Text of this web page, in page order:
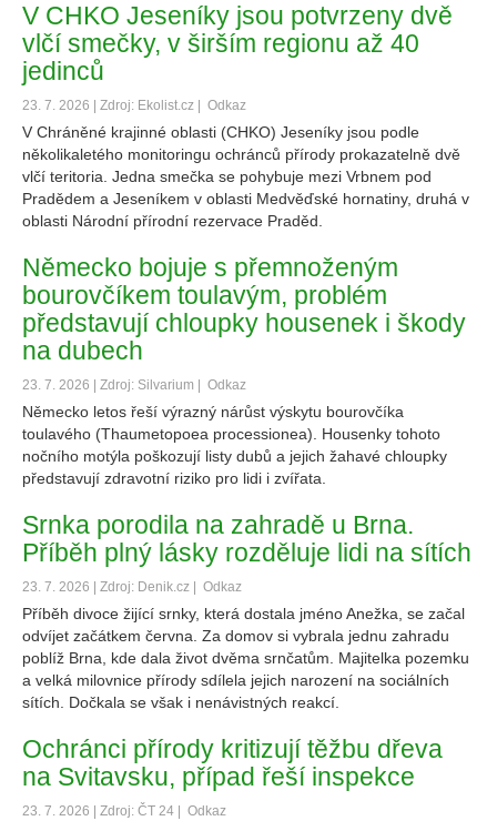
V CHKO Jeseníky jsou potvrzeny dvě
vlčí smečky, v širším regionu až 40
jedinců
23. 7. 2026 | Zdroj: Ekolist.cz | Odkaz
V Chráněné krajinné oblasti (CHKO) Jeseníky jsou podle
několikaletého monitoringu ochránců přírody prokazatelně dvě
vlčí teritoria. Jedna smečka se pohybuje mezi Vrbnem pod
Pradědem a Jeseníkem v oblasti Medvěďské hornatiny, druhá v
oblasti Národní přírodní rezervace Praděd.
Německo bojuje s přemnoženým
bourovčíkem toulavým, problém
představují chloupky housenek i škody
na dubech
23. 7. 2026 | Zdroj: Silvarium | Odkaz
Německo letos řeší výrazný nárůst výskytu bourovčíka
toulavého (Thaumetopoea processionea). Housenky tohoto
nočního motýla poškozují listy dubů a jejich žahavé chloupky
představují zdravotní riziko pro lidi i zvířata.
Srnka porodila na zahradě u Brna.
Příběh plný lásky rozděluje lidi na sítích
23. 7. 2026 | Zdroj: Denik.cz | Odkaz
Příběh divoce žijící srnky, která dostala jméno Anežka, se začal
odvíjet začátkem června. Za domov si vybrala jednu zahradu
poblíž Brna, kde dala život dvěma srnčatům. Majitelka pozemku
a velká milovnice přírody sdílela jejich narození na sociálních
sítích. Dočkala se však i nenávistných reakcí.
Ochránci přírody kritizují těžbu dřeva
na Svitavsku, případ řeší inspekce
23. 7. 2026 | Zdroj: ČT 24 | Odkaz